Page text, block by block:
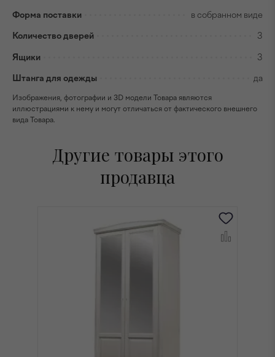
Форма поставки в собранном виде
Количество дверей 3
Ящики 3
Штанга для одежды да
Изображения, фотографии и 3D модели Товара являются
иллюстрациями к нему и могут отличаться от фактического внешнего
вида Товара.
Другие товары этого
продавца